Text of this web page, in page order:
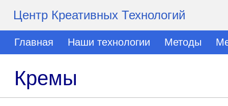
Центр Креативных Технологий
Главная Наши технологии Методы
Кремы